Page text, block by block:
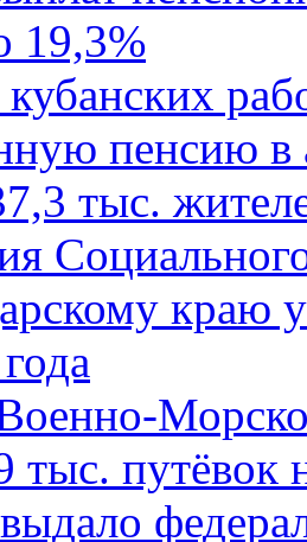
19,3%
пенсию в
тыс.
краю
тыс. путёвок